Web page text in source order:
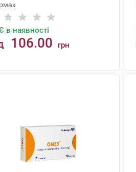
в наявності
106.00 грн